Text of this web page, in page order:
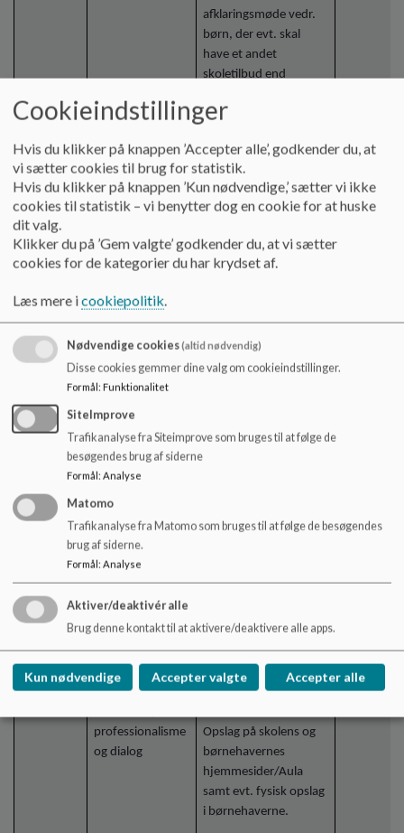
afklaringsmøde vedr.
børn, der evt. skal
have et andet
skoletilbud end
(Tofthøjskolen).
involverede forældre,
pædagoger og leder
fra børnehaven,
relevante eksterne
fra PPR samt
repræsentant fra
Skolen starter den evt.
indstilling til visitation.
September
Dialog,
fællesskab
Ledelsen fra skolen og
planlægge de
Det gør vi for, at børn
børnehaver og for at
kendskab til MiniDUS
Januar
Helhed og
sammenhæng,
professionalisme
og dialog
Informationsmøde for
forældre til kommende
Opslag på skolens og
børnehavernes
hjemmesider/Aula
samt evt. fysisk opslag
i børnehaverne.
Skolen
Cookieindstillinger
Hvis du klikker på knappen ’Accepter alle’, godkender du, at
vi sætter cookies til brug for statistik.
Hvis du klikker på knappen ’Kun nødvendige,’ sætter vi ikke
cookies til statistik – vi benytter dog en cookie for at huske
dit valg.
Klikker du på ’Gem valgte’ godkender du, at vi sætter
cookies for de kategorier du har krydset af.
Læs mere icookiepolitik.
Nødvendige cookies(altid nødvendig)
Disse cookies gemmer dine valg om cookieindstillinger.
Formål: Funktionalitet
SiteImprove
Trafikanalyse fra Siteimprove som bruges til at følge de
besøgendes brug af siderne
Formål: Analyse
Matomo
Trafikanalyse fra Matomo som bruges til at følge de besøgendes
brug af siderne.
Formål: Analyse
Aktiver/deaktivér alle
Brug denne kontakt til at aktivere/deaktivere alle apps.
Kun nødvendige Accepter valgte Accepter alle